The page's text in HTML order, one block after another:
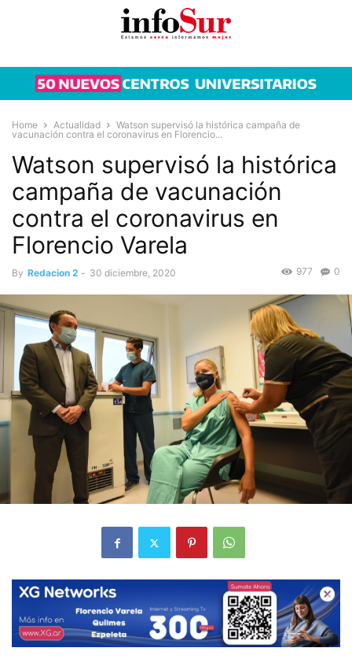
Home Actualidad
Watson supervisó la histórica campaña de
vacunación contra el coronavirus en Florencio...
Watson supervisó la histórica
campaña de vacunación
contra el coronavirus en
Florencio Varela
By Redacion 2 - 30 diciembre, 2020 0
977